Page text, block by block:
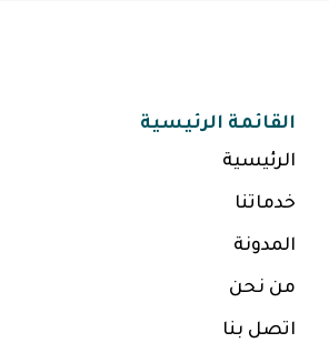
القائمة الرئيسية
الرئيسية
خدماتنا
المدونة
من نحن
اتصل بنا